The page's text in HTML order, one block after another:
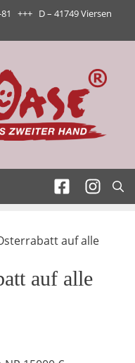
+++ D – 41749 Viersen
auf alle
auf alle